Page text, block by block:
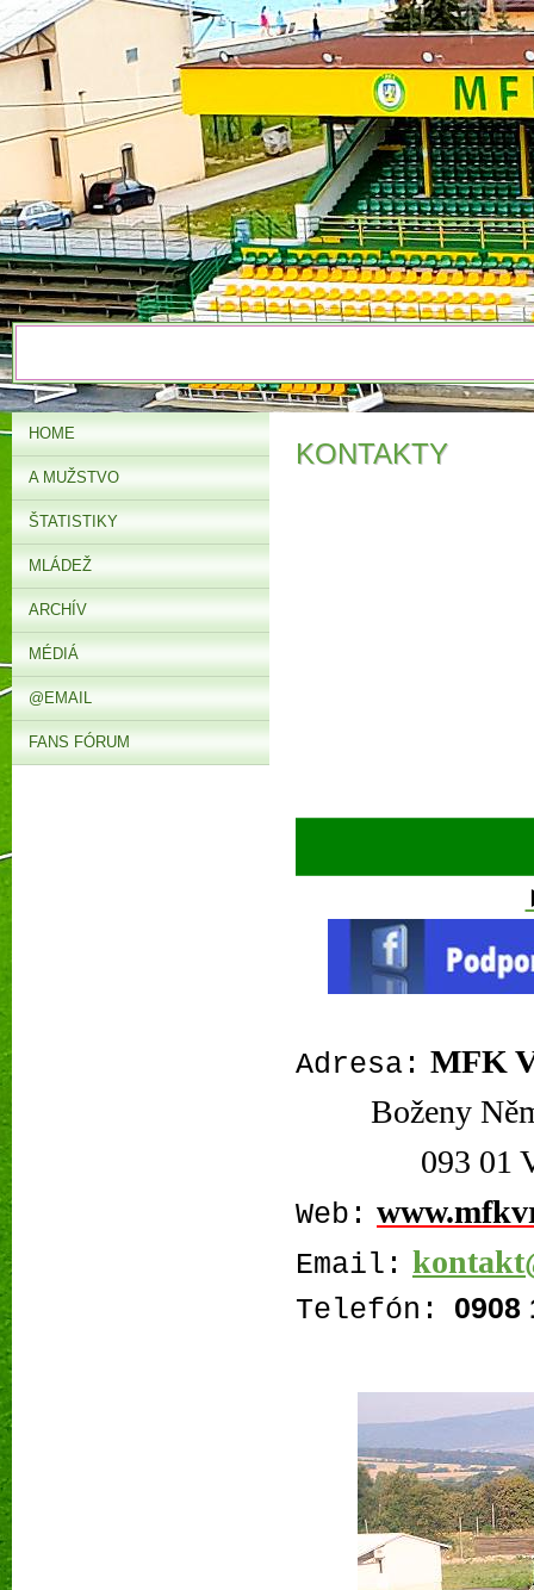
KONTAKTY
Adresa: MFK
Boženy
093 01
Web:
Email:
Telefón: 0908
HOME
A MUŽSTVO
ŠTATISTIKY
MLÁDEŽ
ARCHÍV
MÉDIÁ
@EMAIL
FANS FÓRUM